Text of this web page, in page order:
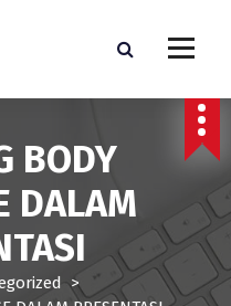
BODY
DALAM
>